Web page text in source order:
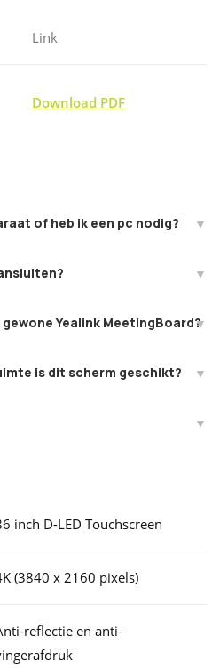
Link
Download PDF
of heb ik een pc nodig?
Yealink MeetingBoard?
is dit scherm geschikt?
inch D-LED Touchscreen
(3840 x 2160 pixels)
reflectie en anti-